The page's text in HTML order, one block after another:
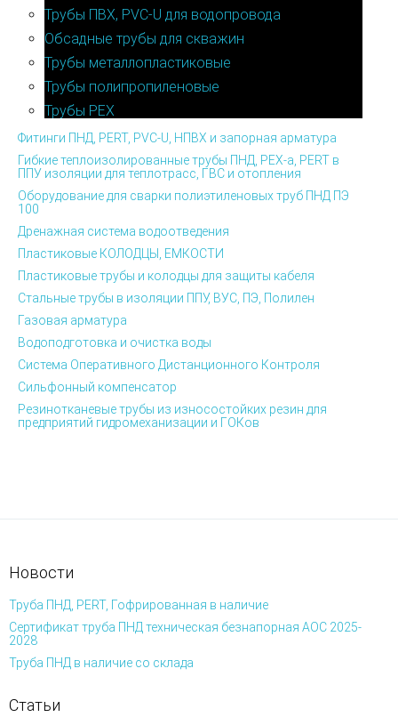
Трубы ПВХ, PVC-U для водопровода
Обсадные трубы для скважин
Трубы металлопластиковые
Трубы полипропиленовые
Трубы PEX
Фитинги ПНД, PERT, PVC-U, НПВХ и запорная арматура
Гибкие теплоизолированные трубы ПНД, PEX-а, PERT в
ППУ изоляции для теплотрасс, ГВС и отопления
Оборудование для сварки полиэтиленовых труб ПНД ПЭ
100
Дренажная система водоотведения
Пластиковые КОЛОДЦЫ, ЕМКОСТИ
Пластиковые трубы и колодцы для защиты кабеля
Стальные трубы в изоляции ППУ, ВУС, ПЭ, Полилен
Газовая арматура
Водоподготовка и очистка воды
Система Оперативного Дистанционного Контроля
Сильфонный компенсатор
Резинотканевые трубы из износостойких резин для
предприятий гидромеханизации и ГОКов
Новости
Труба ПНД, PERT, Гофрированная в наличие
Сертификат труба ПНД техническая безнапорная АОС 2025-
2028
Труба ПНД в наличие со склада
Статьи